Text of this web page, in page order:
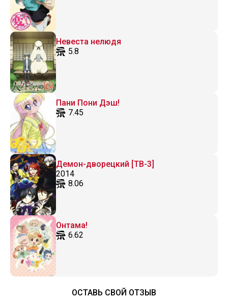
Невеста нелюдя
5.8
Пани Пони Дэш!
7.45
Демон-дворецкий [ТВ-3]
2014
8.06
Онтама!
6.62
ОСТАВЬ СВОЙ ОТЗЫВ